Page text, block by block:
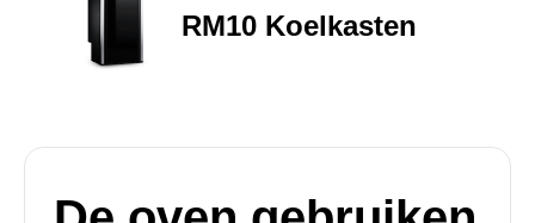
RM10 Koelkasten